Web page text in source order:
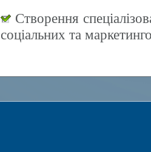
Створення
соціальних та